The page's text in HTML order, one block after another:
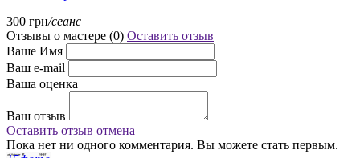
300 грн/сеанс
Отзывы о мастере (0) Оставить отзыв
Ваше Имя
Ваш e-mail
Ваша оценка
Ваш отзыв
Оставить отзыв отмена
Пока нет ни одного комментария. Вы можете стать первым.